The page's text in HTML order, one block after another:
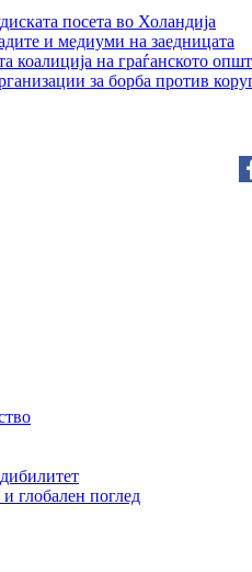
посета во Холандија
и медиуми на заедницата
коалиција на граѓанското
за борба против
глобален поглед